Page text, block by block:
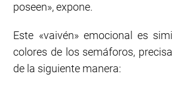
poseen», expone.
Este «vaivén» emocional es
colores de los semáforos,
de la siguiente manera: